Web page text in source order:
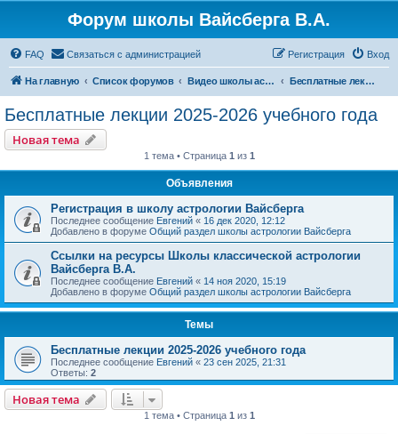
Форум школы Вайсберга В.А.
FAQ Связаться с администрацией Вход
Регистрация
На главную Список форумов Видео школы астрологии Вайсберга Бесплатные лекции 2025-2026 учебного года
Бесплатные лекции 2025-2026 учебного года
Новая тема
1 тема • Страница 1 из 1
Объявления
Регистрация в школу астрологии Вайсберга
Последнее сообщение Евгений « 16 дек 2020, 12:12
Добавлено в форуме Общий раздел школы астрологии Вайсберга
Ссылки на ресурсы Школы классической астрологии
Вайсберга В.А.
Последнее сообщение Евгений « 14 ноя 2020, 15:19
Добавлено в форуме Общий раздел школы астрологии Вайсберга
Темы
Бесплатные лекции 2025-2026 учебного года
Последнее сообщение Евгений « 23 сен 2025, 21:31
Ответы: 2
Новая тема
1 тема • Страница 1 из 1